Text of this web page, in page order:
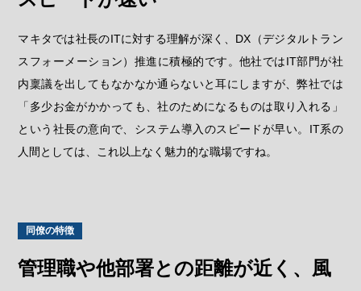
マキタでは社長のITに対する理解が深く、DX（デジタルトラン
スフォーメーション）推進に積極的です。他社ではIT部門が社
内稟議を出してもなかなか通らないと耳にしますが、弊社では
「多少お金がかかっても、社のためになるものは取り入れる」
という社長の意向で、システム導入のスピードが早い。IT系の
人間としては、これ以上なく魅力的な職場ですね。
同僚の特徴
管理職や他部署との距離が近く、風